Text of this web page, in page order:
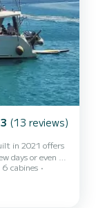
(13 reviews)
in 2021 offers
days or even a
up to 12
6 cabins with
6 cabines